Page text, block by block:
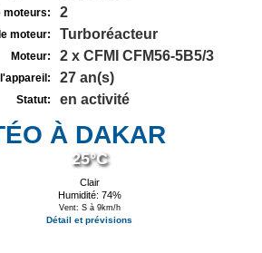
moteurs: 2
moteur: Turboréacteur
Moteur: 2 x CFMI CFM56-5B5/3
27 an(s)
Statut: en activité
À DAKAR
25°C
Clair
Humidité: 74%
Vent: S à 9km/h
Détail et prévisions